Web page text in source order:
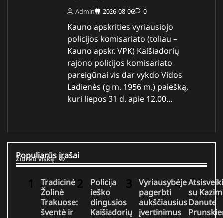
Admin 2026-08-06 0
Kauno apskrities vyriausiojo
policijos komisariato (toliau –
Kauno apskr. VPK) Kaišiadorių
rajono policijos komisariato
pareigūnai vis dar vykdo Vidos
Ladienės (gim. 1956 m.) paiešką,
kuri liepos 31 d. apie 12.00…
Populiarūs įrašai
Žiūrėti viską
Tradicinė
Žolinė
Trakuose:
šventė ir
Policija
ieško
dingusios
Kaišiadorių
Vyriausybėje
pagerbti
aukščiausius
įvertinimus
su
Danute